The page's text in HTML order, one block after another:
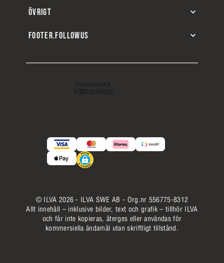
ÖVRIGT
FOOTER.FOLLOWUS
© ILVA 2026 - ILVA SWE AB - Org.nr 556775-8312
Allt innehåll – inklusive bilder, text och grafik – tillhör ILVA
och får inte kopieras, återges eller användas för
kommersiella ändamål utan skriftligt tillstånd.